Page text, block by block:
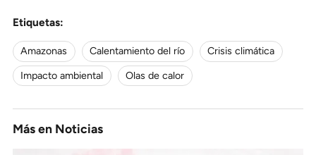
Etiquetas:
Amazonas Calentamiento del río
Crisis climática
Impacto ambiental
Olas de calor
Más en Noticias